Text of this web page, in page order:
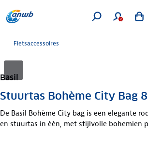
Fietsaccessoires
Basil
Stuurtas Bohème City Bag
De Basil Bohème City bag is een elegante
en stuurtas in èèn, met stijlvolle bohemien